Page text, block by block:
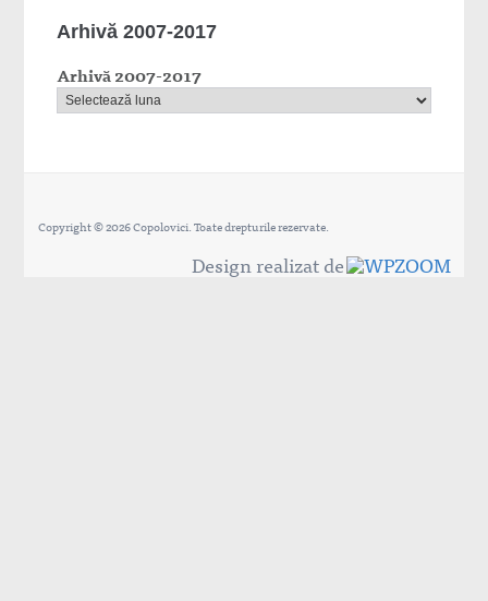
Arhivă 2007-2017
Arhivă 2007-2017
Copyright © 2026 Copolovici. Toate drepturile rezervate.
Design realizat de